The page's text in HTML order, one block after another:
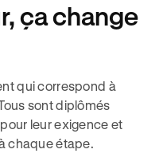
ça change
qui correspond à
sont diplômés
leur exigence et
chaque étape.